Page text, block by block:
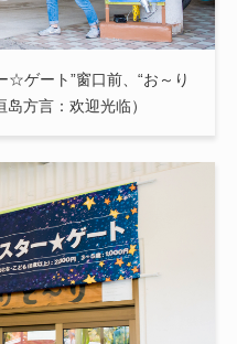
ゲート”窗口前、“お～り
方言：欢迎光临）